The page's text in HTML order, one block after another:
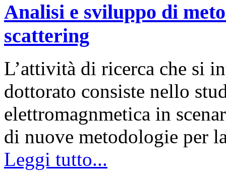
Analisi e sviluppo di
scattering
L’attività di ricerca che si
dottorato consiste nello
elettromagnmetica in
di nuove metodologie per
Leggi tutto...